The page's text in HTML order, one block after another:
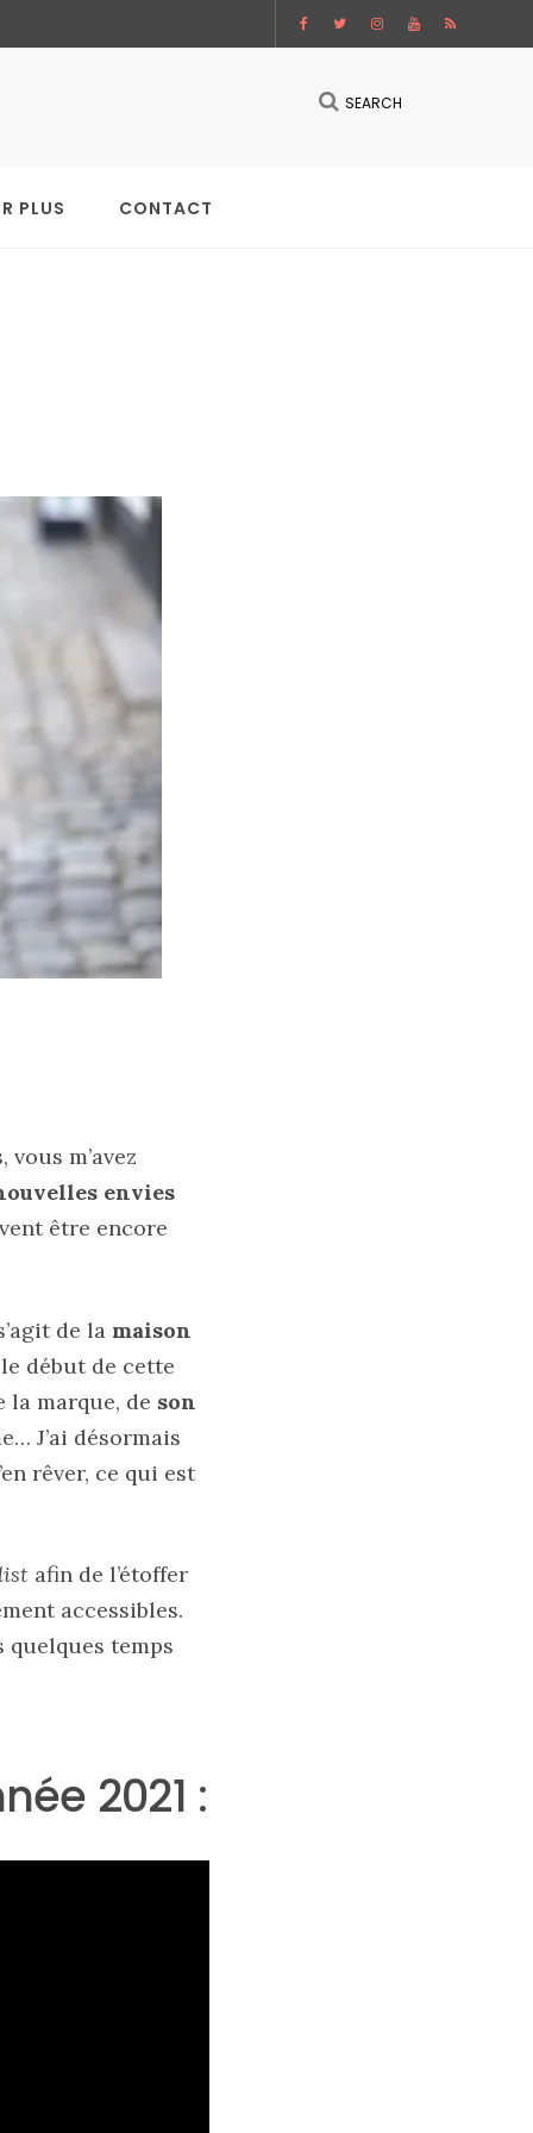
SEARCH
PLUS CONTACT
m’avez
envies
être encore
de la maison
début de cette
la marque, de son
J’ai désormais
rêver, ce qui est
afin de l’étoffer
accessibles.
quelques temps
2021 :